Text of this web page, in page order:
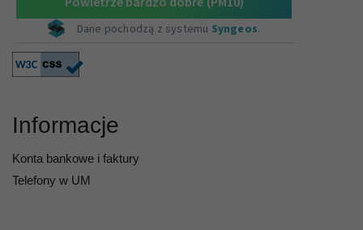
Informacje
Konta bankowe i faktury
Telefony w UM